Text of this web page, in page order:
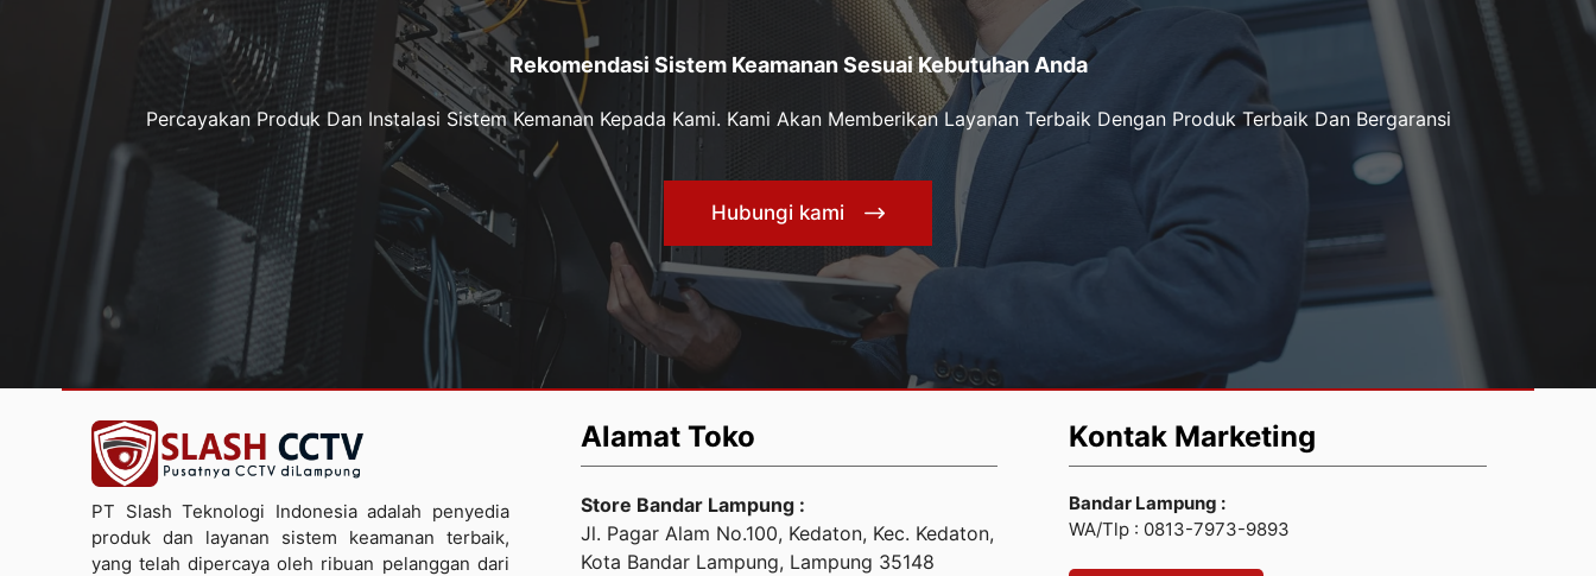
Rekomendasi Sistem Keamanan Sesuai Kebutuhan Anda
Percayakan Produk Dan Instalasi Sistem Kemanan Kepada Kami. Kami Akan Memberikan Layanan Terbaik Dengan Produk Terbaik Dan Bergaransi
Hubungi kami
PT Slash Teknologi Indonesia adalah penyedia
produk dan layanan sistem keamanan terbaik,
yang telah dipercaya oleh ribuan pelanggan dari
Alamat Toko
Store Bandar Lampung :
Jl. Pagar Alam No.100, Kedaton, Kec. Kedaton,
Kota Bandar Lampung, Lampung 35148
Kontak Marketing
Bandar Lampung :
WA/Tlp : 0813-7973-9893